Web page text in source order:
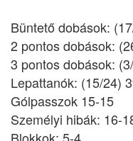
Büntető dobások:
2 pontos dobások:
3 pontos dobások:
Lepattanók: (15/24)
Gólpasszok 15-15
Személyi hibák: 16-